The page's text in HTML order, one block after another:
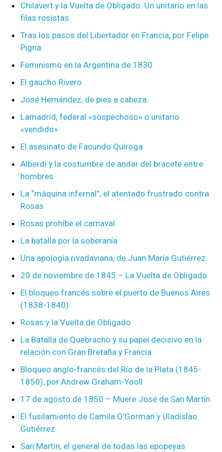
Chilavert y la Vuelta de Obligado. Un unitario en las
filas rosistas
Tras los pasos del Libertador en Francia, por Felipe
Pigna
Feminismo en la Argentina de 1830
El gaucho Rivero
José Hernández, de pies a cabeza
Lamadrid, federal «sospechoso» o unitario
«vendido»
El asesinato de Facundo Quiroga
Alberdi y la costumbre de andar del bracete entre
hombres
La “máquina infernal”, el atentado frustrado contra
Rosas
Rosas prohíbe el carnaval
La batalla por la soberanía
Una apología rivadaviana, de Juan María Gutiérrez
20 de noviembre de 1845 – La Vuelta de Obligado
El bloqueo francés sobre el puerto de Buenos Aires
(1838-1840)
Rosas y la Vuelta de Obligado
La Batalla de Quebracho y su papel decisivo en la
relación con Gran Bretaña y Francia
Bloqueo anglo-francés del Río de la Plata (1845-
1850), por Andrew Graham-Yooll
17 de agosto de 1850 – Muere José de San Martín
El fusilamiento de Camila O’Gorman y Uladislao
Gutiérrez
San Martín, el general de todas las epopeyas